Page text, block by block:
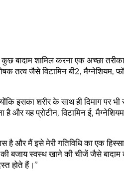
शामिल करना एक अच्छा
तत्व जैसे विटामिन बी2, मैग्नेशियम,
इसका शरीर के साथ ही दिमाग पर भी
और यह प्रोटीन, विटामिन ई,
है और मैं इसे मेरी गतिविधि का एक
बजाय स्वस्थ खाने की चीजें जैसे
होते हैं।”